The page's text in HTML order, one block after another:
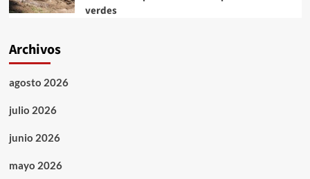
verdes
Archivos
agosto 2026
julio 2026
junio 2026
mayo 2026